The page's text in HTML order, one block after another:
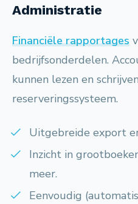
Administratie
Financiële rapportages
bedrijfsonderdelen.
kunnen lezen en
reserveringssysteem.
Uitgebreide export
Inzicht in
meer.
Eenvoudig